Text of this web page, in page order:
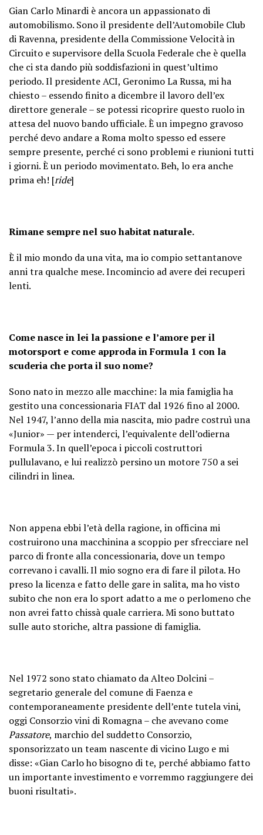
Gian Carlo Minardi è ancora un appassionato di
automobilismo. Sono il presidente dell’Automobile Club
di Ravenna, presidente della Commissione Velocità in
Circuito e supervisore della Scuola Federale che è quella
che ci sta dando più soddisfazioni in quest’ultimo
periodo. Il presidente ACI, Geronimo La Russa, mi ha
chiesto – essendo finito a dicembre il lavoro dell’ex
direttore generale – se potessi ricoprire questo ruolo in
attesa del nuovo bando ufficiale. È un impegno gravoso
perché devo andare a Roma molto spesso ed essere
sempre presente, perché ci sono problemi e riunioni tutti
i giorni. È un periodo movimentato. Beh, lo era anche
prima eh! [ride]
Rimane sempre nel suo habitat naturale.
È il mio mondo da una vita, ma io compio settantanove
anni tra qualche mese. Incomincio ad avere dei recuperi
lenti.
Come nasce in lei la passione e l’amore per il
motorsport e come approda in Formula 1 con la
scuderia che porta il suo nome?
Sono nato in mezzo alle macchine: la mia famiglia ha
gestito una concessionaria FIAT dal 1926 fino al 2000.
Nel 1947, l’anno della mia nascita, mio padre costruì una
«Junior» — per intenderci, l’equivalente dell’odierna
Formula 3. In quell’epoca i piccoli costruttori
pullulavano, e lui realizzò persino un motore 750 a sei
cilindri in linea.
Non appena ebbi l’età della ragione, in officina mi
costruirono una macchinina a scoppio per sfrecciare nel
parco di fronte alla concessionaria, dove un tempo
correvano i cavalli. Il mio sogno era di fare il pilota. Ho
preso la licenza e fatto delle gare in salita, ma ho visto
subito che non era lo sport adatto a me o perlomeno che
non avrei fatto chissà quale carriera. Mi sono buttato
sulle auto storiche, altra passione di famiglia.
Nel 1972 sono stato chiamato da Alteo Dolcini –
segretario generale del comune di Faenza e
contemporaneamente presidente dell’ente tutela vini,
oggi Consorzio vini di Romagna – che avevano come
Passatore, marchio del suddetto Consorzio,
sponsorizzato un team nascente di vicino Lugo e mi
disse: «Gian Carlo ho bisogno di te, perché abbiamo fatto
un importante investimento e vorremmo raggiungere dei
buoni risultati».